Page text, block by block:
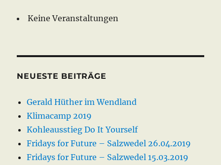
Keine Veranstaltungen
NEUESTE BEITRÄGE
Gerald Hüther im Wendland
Klimacamp 2019
Kohleausstieg Do It Yourself
Fridays for Future – Salzwedel 26.04.2019
Fridays for Future – Salzwedel 15.03.2019